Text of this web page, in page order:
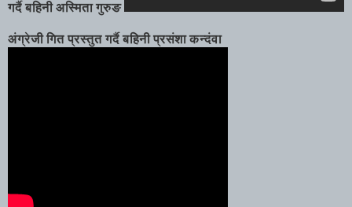
गर्दै बहिनी अस्मिता गुरुङ
अंग्रेजी गित प्रस्तुत गर्दै बहिनी प्रसंशा कन्दंवा